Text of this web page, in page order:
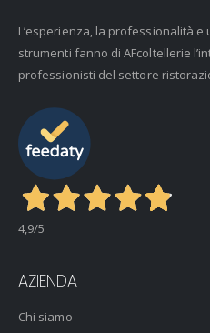
L’esperienza, la professionalità
strumenti fanno di AFcoltellerie
professionisti del settore
4,9/5
AZIENDA
Chi siamo